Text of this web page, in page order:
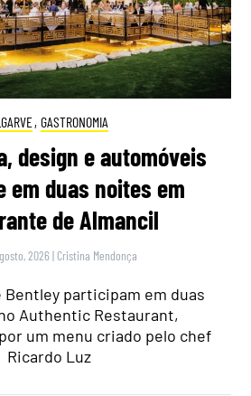
, GASTRONOMIA
design e automóveis
em duas noites em
de Almancil
2026 | Cristina Mendonça
Bentley participam em duas
Authentic Restaurant,
um menu criado pelo chef
Ricardo Luz